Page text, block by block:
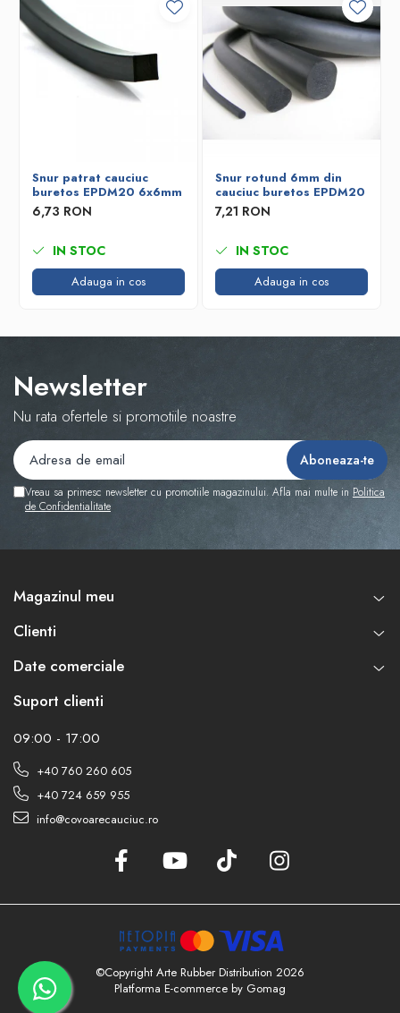
Snur patrat cauciuc
buretos EPDM20 6x6mm
6,73 RON
IN STOC
Adauga in cos
Snur rotund 6mm din
cauciuc buretos EPDM20
7,21 RON
IN STOC
Adauga in cos
Newsletter
Nu rata ofertele si promotiile noastre
Vreau sa primesc newsletter cu promotiile magazinului. Afla mai multe in Politica
de Confidentialitate
Magazinul meu
Clienti
Date comerciale
Suport clienti
09:00 - 17:00
+40 760 260 605
+40 724 659 955
info@covoarecauciuc.ro
©Copyright Arte Rubber Distribution 2026
Platforma E-commerce by Gomag